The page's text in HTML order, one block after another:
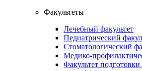
Факультеты
Лечебный факультет
Педиатрический
Стоматологический
Медико-
Факультет